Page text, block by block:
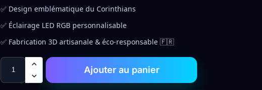
✅ Design emblématique du Corinthians
✅ Éclairage LED RGB personnalisable
✅ Fabrication 3D artisanale & éco-responsable 🇫🇷
Ajouter au panier